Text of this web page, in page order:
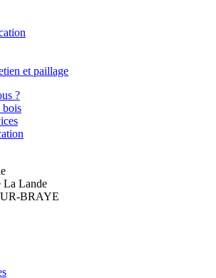
et paillage
?
bois
La Lande
BRAYE